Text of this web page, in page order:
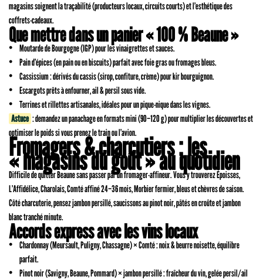
magasins soignent la traçabilité (producteurs locaux, circuits courts) et l’esthétique des
coffrets-cadeaux.
Que mettre dans un panier « 100 % Beaune »
Moutarde de Bourgogne (IGP) pour les vinaigrettes et sauces.
Pain d’épices (en pain ou en biscuits) parfait avec foie gras ou fromages bleus.
Cassissium : dérivés du cassis (sirop, confiture, crème) pour kir bourguignon.
Escargots prêts à enfourner, ail & persil sous vide.
Terrines et rillettes artisanales, idéales pour un pique-nique dans les vignes.
Astuce : demandez un panachage en formats mini (90–120 g) pour multiplier les découvertes et
optimiser le poids si vous prenez le train ou l’avion.
Fromagers & charcutiers : les
« magasins du goût » au quotidien
Difficile de quitter Beaune sans passer par un fromager-affineur. Vous y trouverez Époisses,
L’Affidélice, Charolais, Comté affiné 24–36 mois, Morbier fermier, bleus et chèvres de saison.
Côté charcuterie, pensez jambon persillé, saucissons au pinot noir, pâtés en croûte et jambon
blanc tranché minute.
Accords express avec les vins locaux
Chardonnay (Meursault, Puligny, Chassagne) × Comté : noix & beurre noisette, équilibre
parfait.
Pinot noir (Savigny, Beaune, Pommard) × jambon persillé : fraîcheur du vin, gelée persil/ail